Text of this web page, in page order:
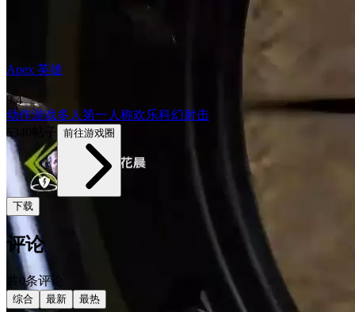
Apex 英雄
9.4
动作游戏多人 第一人称欢乐科幻射击
5340帖子
前往游戏圈
下载
评论
共0条评论
综合 最新 最热